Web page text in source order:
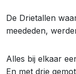
De Drietallen
meededen,
Alles bij elkaar
En met drie